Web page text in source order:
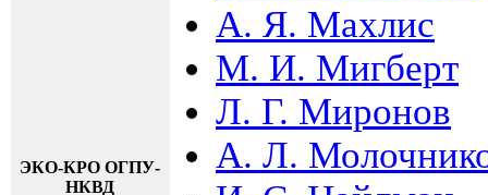
ЭКО-КРО ОГПУ-
НКВД
А. Я. Махлис
М. И. Мигберт
Л. Г. Миронов
А. Л.